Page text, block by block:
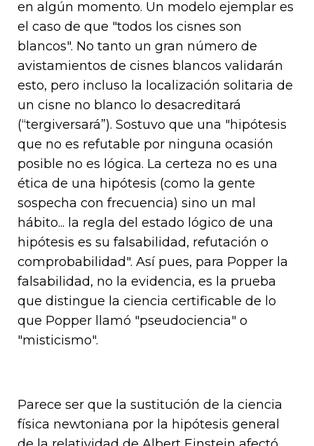
en algún momento. Un modelo ejemplar es
el caso de que "todos los cisnes son
blancos". No tanto un gran número de
avistamientos de cisnes blancos validarán
esto, pero incluso la localización solitaria de
un cisne no blanco lo desacreditará
(“tergiversará”). Sostuvo que una "hipótesis
que no es refutable por ninguna ocasión
posible no es lógica. La certeza no es una
ética de una hipótesis (como la gente
sospecha con frecuencia) sino un mal
hábito... la regla del estado lógico de una
hipótesis es su falsabilidad, refutación o
comprobabilidad". Así pues, para Popper la
falsabilidad, no la evidencia, es la prueba
que distingue la ciencia certificable de lo
que Popper llamó "pseudociencia" o
"misticismo".
Parece ser que la sustitución de la ciencia
física newtoniana por la hipótesis general